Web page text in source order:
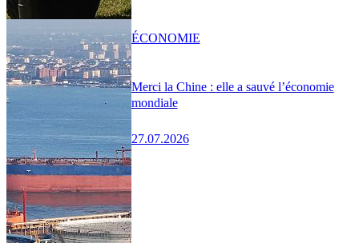
Merci la Chine : elle a sauvé l’économie
mondiale
27.07.2026
ÉCONOMIE